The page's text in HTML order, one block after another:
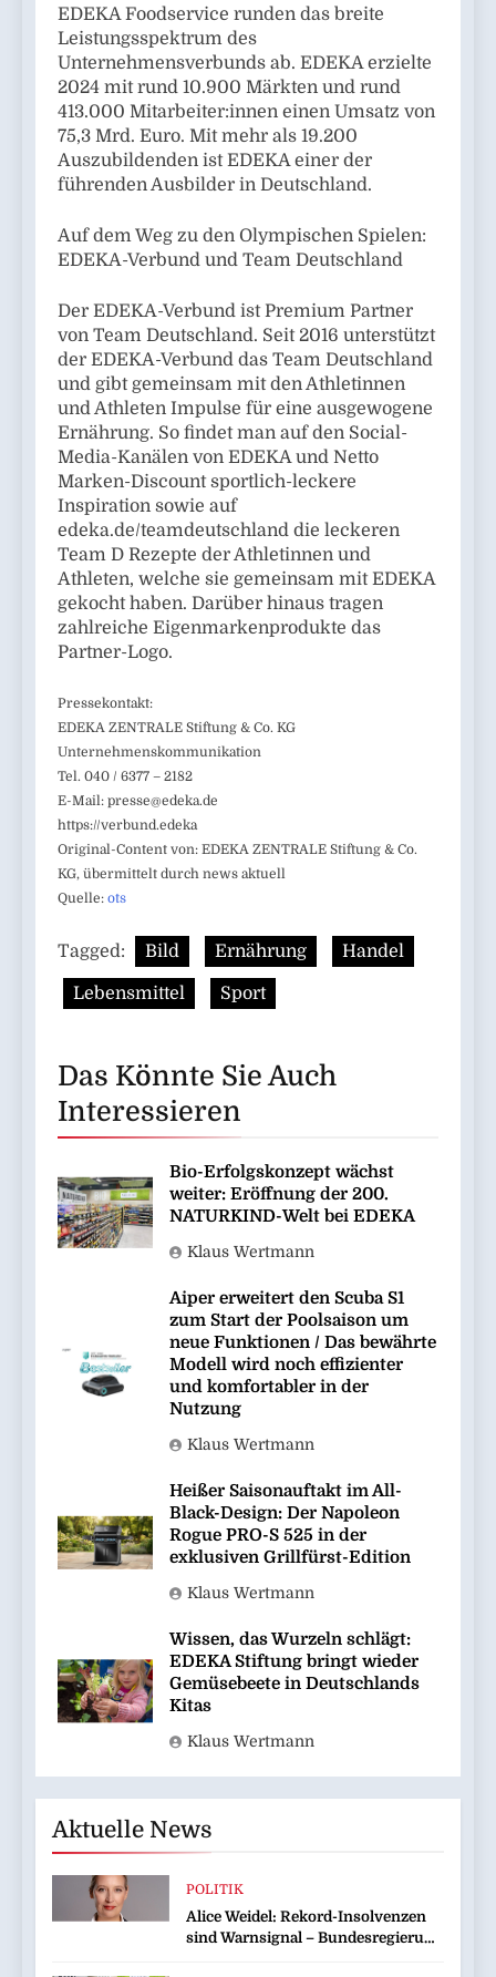
EDEKA Foodservice runden das breite
Leistungsspektrum des
Unternehmensverbunds ab. EDEKA erzielte
2024 mit rund 10.900 Märkten und rund
413.000 Mitarbeiter:innen einen Umsatz von
75,3 Mrd. Euro. Mit mehr als 19.200
Auszubildenden ist EDEKA einer der
führenden Ausbilder in Deutschland.
Auf dem Weg zu den Olympischen Spielen:
EDEKA-Verbund und Team Deutschland
Der EDEKA-Verbund ist Premium Partner
von Team Deutschland. Seit 2016 unterstützt
der EDEKA-Verbund das Team Deutschland
und gibt gemeinsam mit den Athletinnen
und Athleten Impulse für eine ausgewogene
Ernährung. So findet man auf den Social-
Media-Kanälen von EDEKA und Netto
Marken-Discount sportlich-leckere
Inspiration sowie auf
edeka.de/teamdeutschland die leckeren
Team D Rezepte der Athletinnen und
Athleten, welche sie gemeinsam mit EDEKA
gekocht haben. Darüber hinaus tragen
zahlreiche Eigenmarkenprodukte das
Partner-Logo.
Pressekontakt:
EDEKA ZENTRALE Stiftung & Co. KG
Unternehmenskommunikation
Tel. 040 / 6377 – 2182
E-Mail: presse@edeka.de
https://verbund.edeka
Original-Content von: EDEKA ZENTRALE Stiftung & Co.
KG, übermittelt durch news aktuell
Quelle: ots
Tagged: Bild Ernährung Handel
Lebensmittel Sport
Das Könnte Sie Auch
Interessieren
Bio-Erfolgskonzept wächst
weiter: Eröffnung der 200.
NATURKIND-Welt bei EDEKA
Klaus Wertmann
Aiper erweitert den Scuba S1
zum Start der Poolsaison um
neue Funktionen / Das bewährte
Modell wird noch effizienter
und komfortabler in der
Nutzung
Klaus Wertmann
Heißer Saisonauftakt im All-
Black-Design: Der Napoleon
Rogue PRO-S 525 in der
exklusiven Grillfürst-Edition
Klaus Wertmann
Wissen, das Wurzeln schlägt:
EDEKA Stiftung bringt wieder
Gemüsebeete in Deutschlands
Kitas
Klaus Wertmann
Aktuelle News
POLITIK
Alice Weidel: Rekord-Insolvenzen
sind Warnsignal – Bundesregierung